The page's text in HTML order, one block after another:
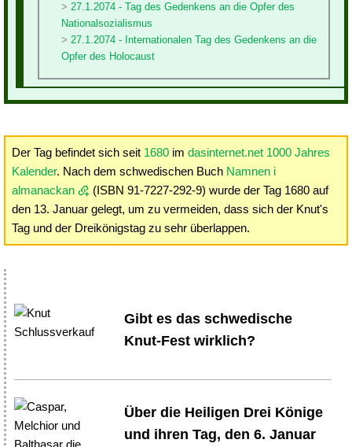
27.1.2074 - Tag des Gedenkens an die Opfer des
Nationalsozialismus
27.1.2074 - Internationalen Tag des Gedenkens an die
Opfer des Holocaust
Der Tag befindet sich seit 1680 im dasinternet.net 1000 Jahres
Kalender. Nach dem schwedischen Buch Namnen i
almanackan
(ISBN 91-7227-292-9) wurde der Tag 1680 auf
den 13. Januar gelegt, um zu vermeiden, dass sich der Knut's
Tag und der Dreikönigstag zu sehr überlappen.
Gibt es das schwedische
Knut-Fest wirklich?
Über die Heiligen Drei Könige
und ihren Tag, den 6. Januar